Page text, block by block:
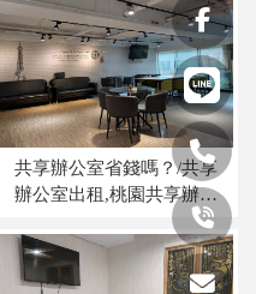
共享辦公室省錢嗎？/共享
辦公室出租,桃園共享辦公
室出租,中壢共享辦公室出
租,